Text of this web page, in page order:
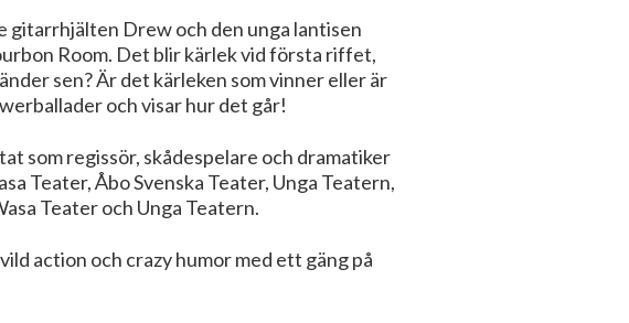
gitarrhjälten Drew och den unga lantisen
Room. Det blir kärlek vid första riffet,
sen? Är det kärleken som vinner eller är
och visar hur det går!
som regissör, skådespelare och dramatiker
Teater, Åbo Svenska Teater, Unga Teatern,
Teater och Unga Teatern.
action och crazy humor med ett gäng på